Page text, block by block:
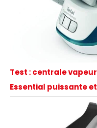
Test : centrale vapeur
Essential puissante